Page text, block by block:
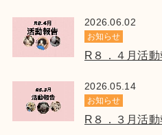
2026.06.02
お知らせ
R８．４月活
2026.05.14
お知らせ
R８．３月活